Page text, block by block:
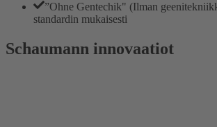
”Ohne Gentechik" (Ilman
standardin mukaisesti
Schaumann innovaatiot